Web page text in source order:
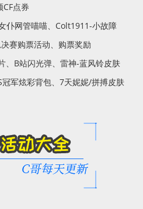
CF点券
仆网管喵喵、Colt1911-小故障
赛购票活动、购票奖励
、B站闪光弹、雷神-蓝风铃皮肤
冠军炫彩背包、7天妮妮/拼搏皮肤